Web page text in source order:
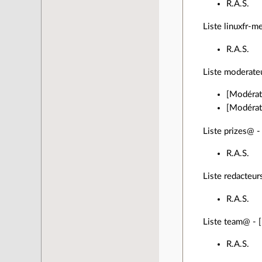
R.A.S.
Liste linuxfr-
R.A.S.
Liste
Liste prizes@
R.A.S.
Liste
R.A.S.
Liste team@ -
R.A.S.